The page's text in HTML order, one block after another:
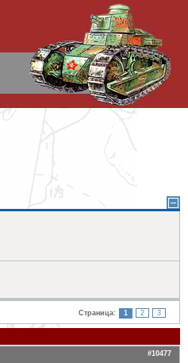
Страница: 1 2 3
#10477